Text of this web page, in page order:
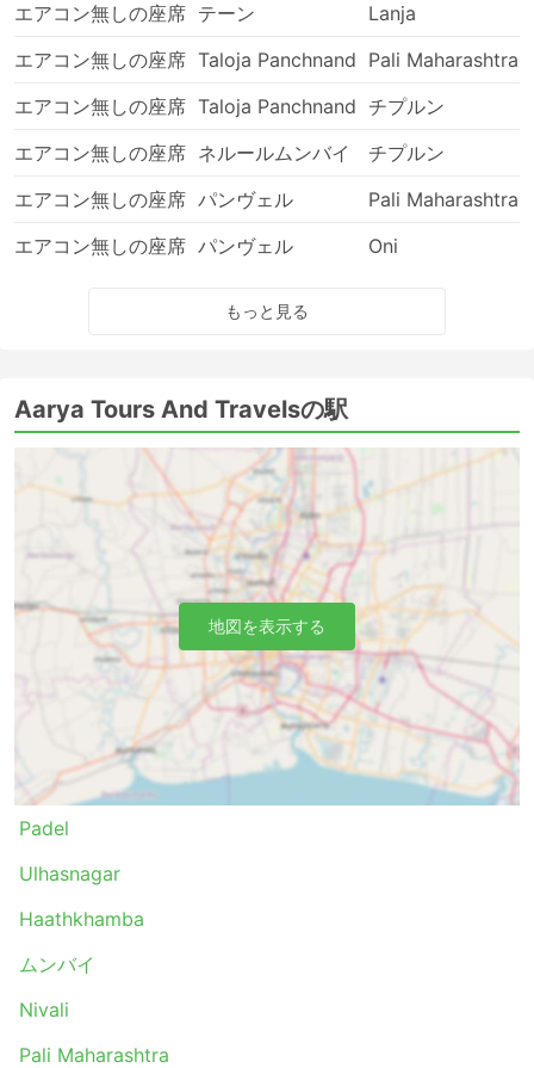
エアコン無しの座席 テーン
Lanja
エアコン無しの座席 Taloja Panchnand Pali Maharashtra
エアコン無しの座席 Taloja Panchnand チプルン
エアコン無しの座席 ネルールムンバイ
チプルン
エアコン無しの座席 パンヴェル
Pali Maharashtra
エアコン無しの座席 パンヴェル Oni
もっと見る
Aarya Tours And Travelsの駅
Padel
Ulhasnagar
Haathkhamba
ムンバイ
Nivali
Pali Maharashtra
地図を表示する